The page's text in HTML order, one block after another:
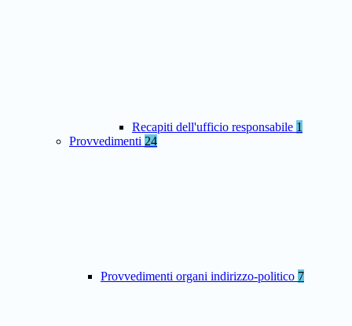
Recapiti dell'ufficio responsabile 1
Provvedimenti 24
Provvedimenti organi indirizzo-politico 7